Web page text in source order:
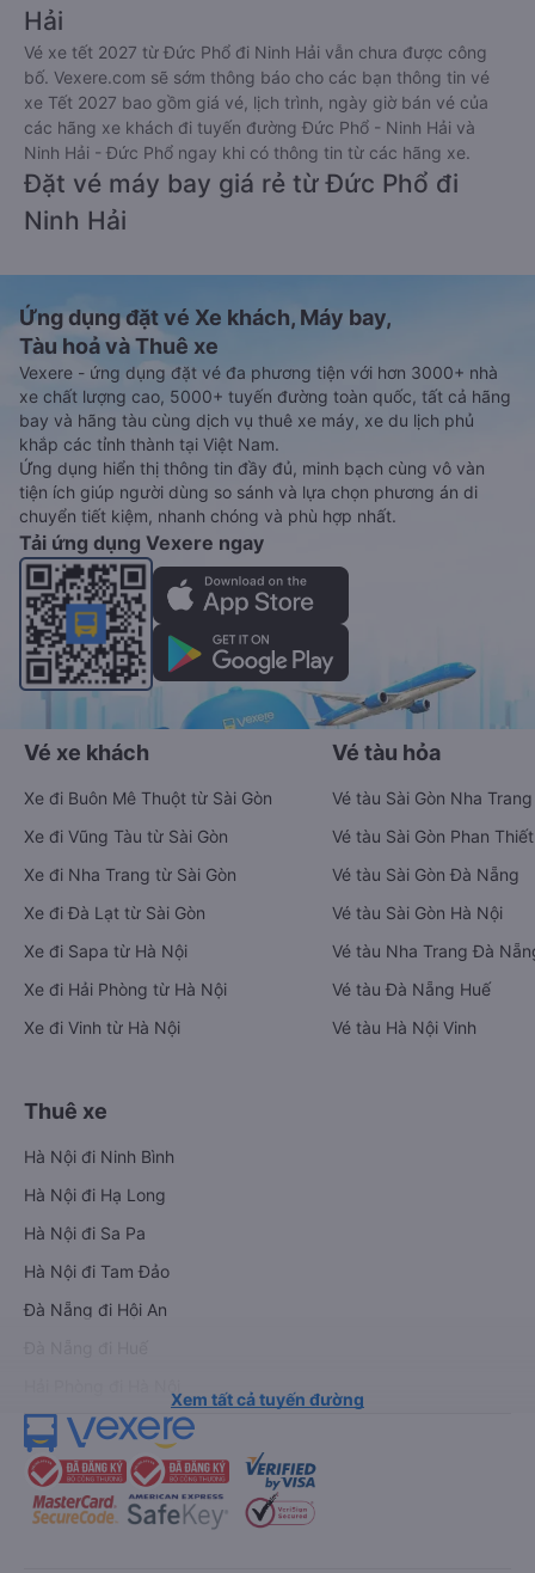
Hải
Vé xe tết 2027 từ Đức Phổ đi Ninh Hải vẫn chưa được công
bố. Vexere.com sẽ sớm thông báo cho các bạn thông tin vé
xe Tết 2027 bao gồm giá vé, lịch trình, ngày giờ bán vé của
các hãng xe khách đi tuyến đường Đức Phổ - Ninh Hải và
Ninh Hải - Đức Phổ ngay khi có thông tin từ các hãng xe.
Đặt vé máy bay giá rẻ từ Đức Phổ đi
Ninh Hải
Ứng dụng đặt vé Xe khách, Máy bay,
Tàu hoả và Thuê xe
Vexere - ứng dụng đặt vé đa phương tiện với hơn 3000+ nhà
xe chất lượng cao, 5000+ tuyến đường toàn quốc, tất cả hãng
bay và hãng tàu cùng dịch vụ thuê xe máy, xe du lịch phủ
khắp các tỉnh thành tại Việt Nam.
Ứng dụng hiển thị thông tin đầy đủ, minh bạch cùng vô vàn
tiện ích giúp người dùng so sánh và lựa chọn phương án di
chuyển tiết kiệm, nhanh chóng và phù hợp nhất.
Tải ứng dụng Vexere ngay
Vé xe khách
Xe đi Buôn Mê Thuột từ Sài Gòn
Xe đi Vũng Tàu từ Sài Gòn
Xe đi Nha Trang từ Sài Gòn
Xe đi Đà Lạt từ Sài Gòn
Xe đi Sapa từ Hà Nội
Xe đi Hải Phòng từ Hà Nội
Xe đi Vinh từ Hà Nội
Vé tàu hỏa
Vé tàu Sài Gòn Nha Trang
Vé tàu Sài Gòn Phan Thiết
Vé tàu Sài Gòn Đà Nẵng
Vé tàu Sài Gòn Hà Nội
Vé tàu Nha Trang Đà
Vé tàu Đà Nẵng Huế
Vé tàu Hà Nội Vinh
Thuê xe
Hà Nội đi Ninh Bình
Hà Nội đi Hạ Long
Hà Nội đi Sa Pa
Hà Nội đi Tam Đảo
Đà Nẵng đi Hội An
Xem tất cả tuyến đường